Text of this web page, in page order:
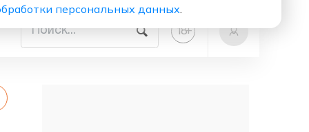
18+
персональных данных.